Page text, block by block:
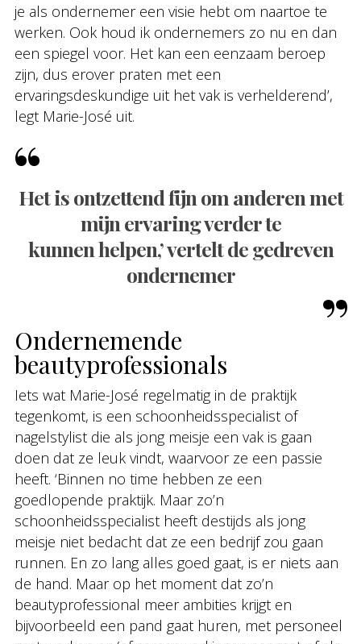
je als ondernemer een visie hebt om naartoe te
werken. Ook houd ik ondernemers zo nu en dan
een spiegel voor. Het kan een eenzaam beroep
zijn, dus erover praten met een
ervaringsdeskundige uit het vak is verhelderend’,
legt Marie-José uit.
Het is ontzettend fijn om anderen met
mijn ervaring verder te
kunnen helpen,’ vertelt de gedreven
ondernemer
Ondernemende
beautyprofessionals
Iets wat Marie-José regelmatig in de praktijk
tegenkomt, is een schoonheidsspecialist of
nagelstylist die als jong meisje een vak is gaan
doen dat ze leuk vindt, waarvoor ze een passie
heeft. ‘Binnen no time hebben ze een
goedlopende praktijk. Maar zo’n
schoonheidsspecialist heeft destijds als jong
meisje niet bedacht dat ze een bedrijf zou gaan
runnen. En zo lang alles goed gaat, is er niets aan
de hand. Maar op het moment dat zo’n
beautyprofessional meer ambities krijgt en
bijvoorbeeld een pand gaat huren, met personeel